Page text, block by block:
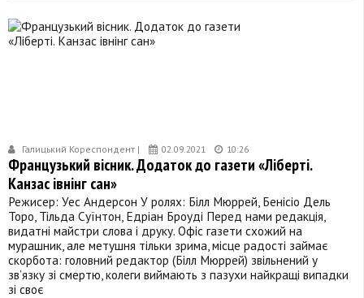
Галицький Кореспондент | 02.09.2021 10:26
Французький вісник. Додаток до газети «Ліберті.
Канзас івнінг сан»
Режисер: Уес Андерсон У ролях: Білл Мюррей, Бенісіо Дель
Торо, Тільда ​​Суїнтон, Едріан Броуді Перед нами редакція,
видатні майстри слова і друку. Офіс газети схожий на
мурашник, але метушня тільки зрима, місце радості займає
скорбота: головний редактор (Білл Мюррей) звільнений у
зв’язку зі смертю, колеги виймають з пазухи найкращі випадки
зі своє